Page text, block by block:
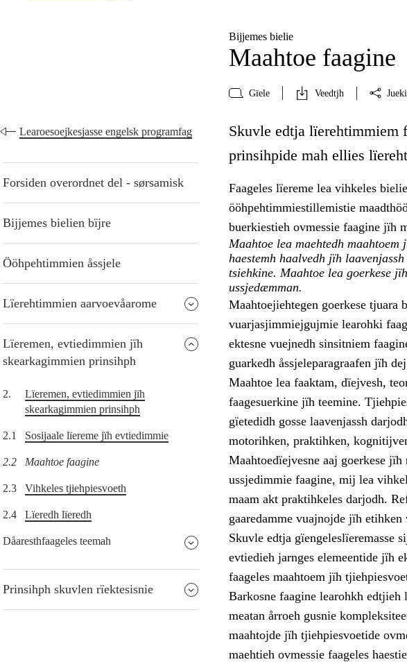
Bijjemes bielie
Maahtoe faagine
Gïele Veedtjh
Learoesoejkesjasse engelsk programfag
Forsiden overordnet del - sørsamisk
Bijjemes bielien bïjre
Ööhpehtimmien åssjele
Lïerehtimmien aarvoevåarome
Lïeremen, evtiedimmien jïh
skearkagimmien prinsihph
2.
Lïeremen, evtiedimmien jïh
skearkagimmien prinsihph
2.1 Sosijaale lïereme jïh evtiedimmie
2.2 Maahtoe faagine
2.3 Vihkeles tjiehpiesvoeth
2.4 Lïeredh lïeredh
Dåaresthfaageles teemah
Prinsihph skuvlen rïektesisnie
Skuvle edtja lïerehtimmiem
prinsihpide mah ellies
Faageles lïereme lea vihkeles
ööhpehtimmiestillemistie
buerkiestieh ovmessie faagine jïh
Maahtoe lea maehtedh
haestemh haalvedh jïh
tsiehkine. Maahtoe lea goerkese
ussjedæmman.
Maahtoejiehtegen goerkese tjuara
vuarjasjimmiejgujmie learohki
ektesne vuejnedh sinsitniem
guarkedh åssjeleparagraafen jïh
Maahtoe lea faaktam, dïejvesh,
faagesuerkine jïh teemine.
gïetedidh gosse laavenjassh
motorihken, praktihken,
Maahtoedïejvesne aaj goerkese
ussjedimmie faagine, mij lea
maam akt praktihkeles darjodh.
gaaredamme vuajnojde jïh
Skuvle edtja gïengeleslïeremasse
evtiedieh jarnges elemeentide jïh
faageles maahtoem jïh
Barkosne faagine learohkh edtjieh
meatan årroeh gusnie
maahtojde jïh tjiehpiesvoetide
maehtieh ovmessie faageles